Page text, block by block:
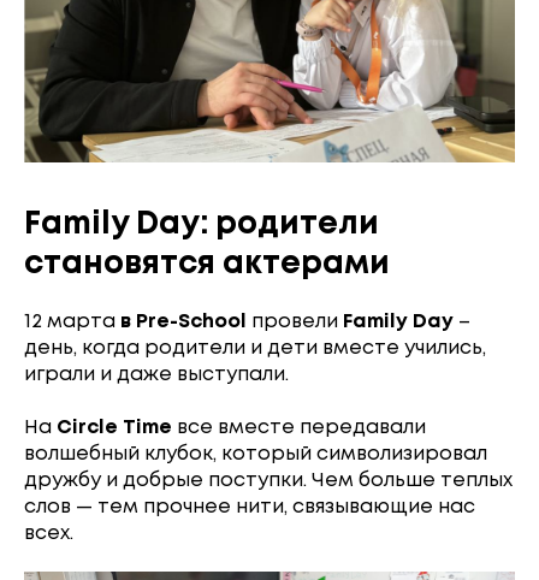
Family Day: родители
становятся актерами
12 марта в Pre-School провели Family Day –
день, когда родители и дети вместе учились,
играли и даже выступали.
На Circle Time все вместе передавали
волшебный клубок, который символизировал
дружбу и добрые поступки. Чем больше теплых
слов — тем прочнее нити, связывающие нас
всех.